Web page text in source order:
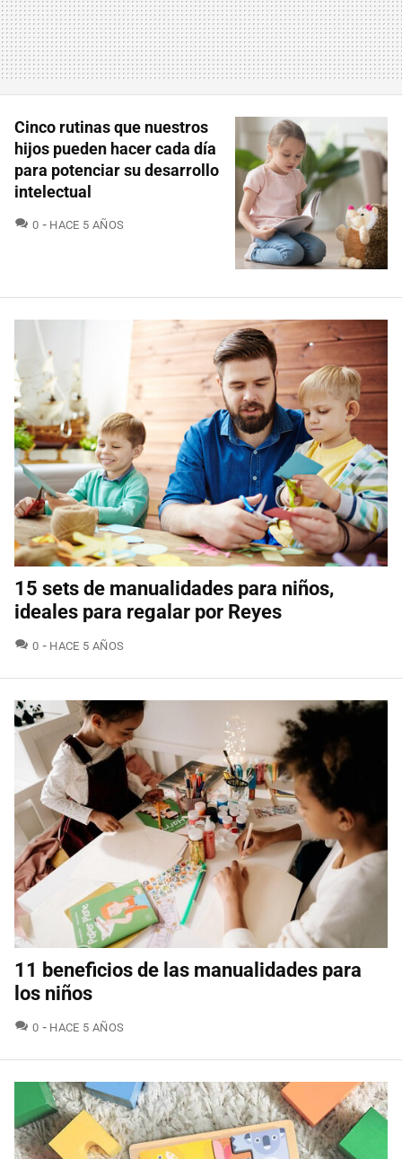
Cinco rutinas que nuestros
hijos pueden hacer cada día
para potenciar su desarrollo
intelectual
0 COMENTARIOS
HACE 5 AÑOS
15 sets de manualidades para niños,
ideales para regalar por Reyes
0 COMENTARIOS
HACE 5 AÑOS
11 beneficios de las manualidades para
los niños
0 COMENTARIOS
HACE 5 AÑOS